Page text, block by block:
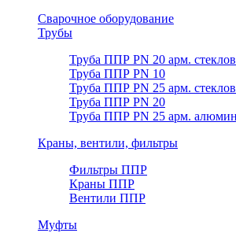
Сварочное оборудование
Трубы
Труба ППР PN 20 арм.
Труба ППР PN 10
Труба ППР PN 25 арм.
Труба ППР PN 20
Труба ППР PN 25 арм.
Краны, вентили, фильтры
Фильтры ППР
Краны ППР
Вентили ППР
Муфты